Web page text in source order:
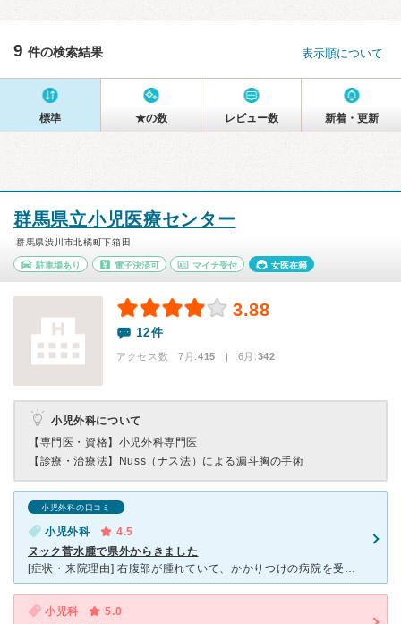
9 件の検索結果 表示順について
標準 ★の数 レビュー数 新着・更新
群馬県立小児医療センター
群馬県渋川市北橘町下箱田
駐車場あり 電子決済可 マイナ受付 女医在籍
3.88
12件
アクセス数 7月:415 | 6月:342
小児外科について
【専門医・資格】 小児外科専門医
【診療・治療法】
Nuss（ナス法）による漏斗胸の手術
小児外科の口コミ
小児外科
4.5
ヌック菅水腫で県外からきました
[症状・来院理由] 右腹部が腫れていて、かかりつけの病院を受診しましたが、設備のあるところへ回されました。次の病院では脱腸と診断され、押し込めば治ると言われ治療しましたが、娘は痛がるばかりで全然治ら
小児科
5.0